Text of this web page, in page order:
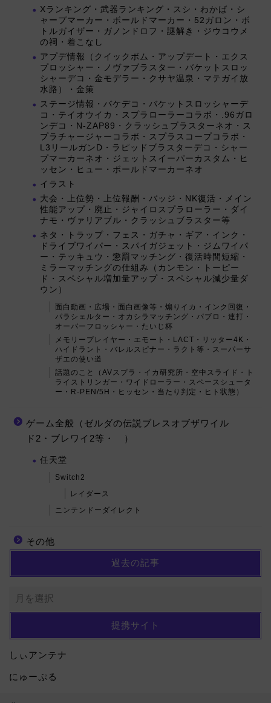
Xランキング・武器ランキング・スシ・わかば・シ
ャープマーカー・ボールドマーカー・52ガロン・ボ
トルガイザー・ガノンドロフ・謎解き・ジウコウメ
の祠・着こなし
アプデ情報（クイックボム・アップデート・エクス
プロッシャー・ノヴァブラスター・バケットスロッ
シャーデコ・金モデラー・クサヤ温泉・マテガイ放
水路）・金策
ステージ情報・バケデコ・バケットスロッシャーデ
コ・テイオウイカ・スプラローラーコラボ・.96ガロ
ンデコ・N-ZAP89・クラッシュブラスターネオ・ス
プラチャージャーコラボ・スプラスコープコラボ・
L3リールガンD・ラピッドブラスターデコ・シャー
プマーカーネオ・ジェットスイーパーカスタム・ヒ
ッセン・ヒュー・ボールドマーカーネオ
イラスト
大会・上位勢・上位報酬・バッジ・NK復活・メイン
性能アップ・廃止・ジャイロスプラローラー・ダイ
ナモ・ヴァリアブル・クラッシュブラスター等
ネタ・トラップ・フェス・ガチャ・ギア・インク・
ドライブワイパー・スパイガジェット・ジムワイパ
ー・テッキュウ・懲罰マッチング・復活時間短縮・
ミラーマッチングの仕組み（カンモン・トーピー
ド・スペシャル増加量アップ・スペシャル減少量ダ
ウン）
面白動画・広場・面白画像等・煽りイカ・インク回復・
パラシェルター・オカシラマッチング・パブロ・連打・
オーバーフロッシャー・たいじ杯
メモリープレイヤー・エモート・LACT・リッター4K・
ハイドラント・バレルスピナー・ラクト等・スーパーサ
ザエの使い道
話題のこと（AVスプラ・イカ研究所・空中スライド・ト
ライストリンガー・ワイドローラー・スペースシュータ
ー・R-PEN/5H・ヒッセン・当たり判定・ヒト状態）
ゲーム全般（ゼルダの伝説ブレスオブザワイル
ド2・ブレワイ2等・ ）
任天堂
Switch2
レイダース
ニンテンドーダイレクト
その他
過去の記事
提携サイト
しぃアンテナ
にゅーぷる